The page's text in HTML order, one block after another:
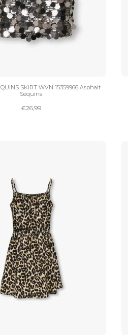
SKIRT WVN 15359966 Asphalt
Sequins
€26,99